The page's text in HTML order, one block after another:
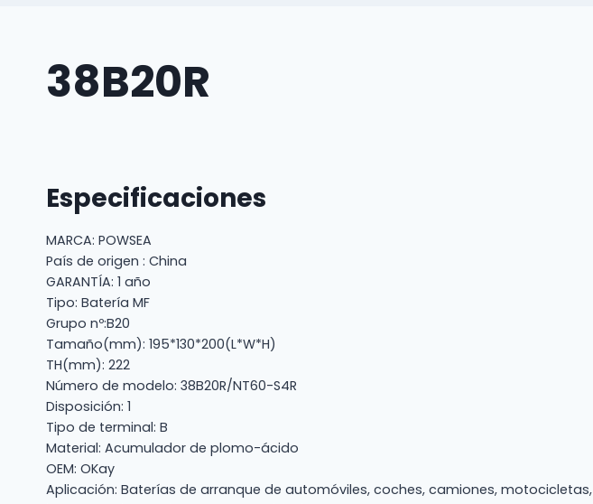
38B20R
Especificaciones
MARCA: POWSEA
País de origen : China
GARANTÍA: 1 año
Tipo: Batería MF
Grupo nº:B20
Tamaño(mm): 195*130*200(L*W*H)
TH(mm): 222
Número de modelo: 38B20R/NT60-S4R
Disposición: 1
Tipo de terminal: B
Material: Acumulador de plomo-ácido
OEM: OKay
Aplicación: Baterías de arranque de automóviles, coches, camiones, motocicletas,